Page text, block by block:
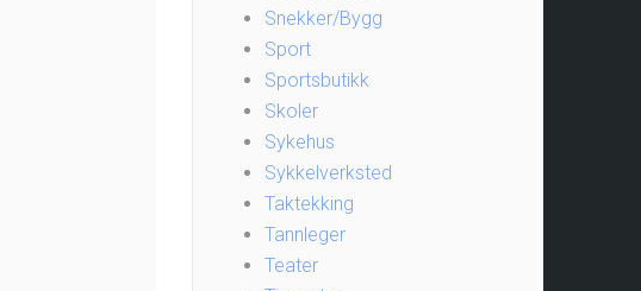
Snekker/Bygg
Sport
Sportsbutikk
Skoler
Sykehus
Sykkelverksted
Taktekking
Tannleger
Teater